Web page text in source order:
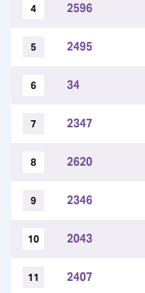
4 2596
5 2495
6 34
7 2347
8 2620
9 2346
10 2043
11 2407